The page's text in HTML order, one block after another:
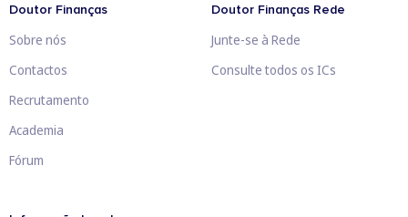
Doutor Finanças
Sobre nós
Contactos
Recrutamento
Academia
Fórum
Doutor Finanças Rede
Junte-se à Rede
Consulte todos os ICs